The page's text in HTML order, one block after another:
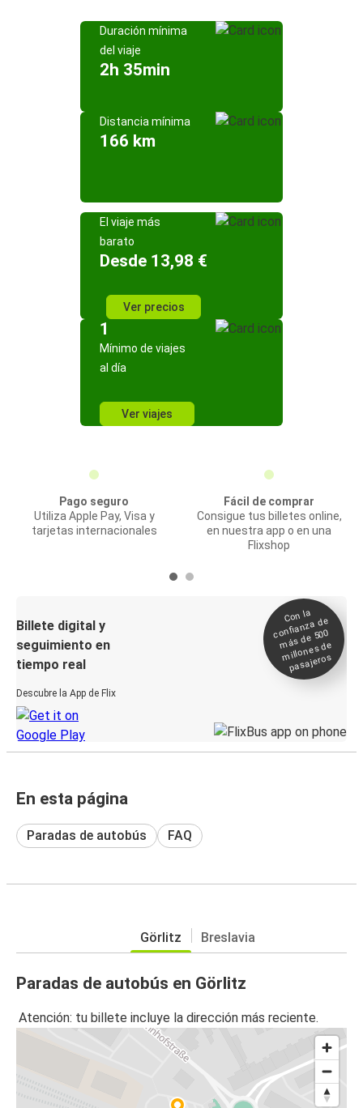
Duración mínima
del viaje
2h 35min
Distancia mínima
166 km
El viaje más
barato
Desde 13,98 €
Ver precios
1
Mínimo de viajes
al día
Ver viajes
Pago seguro
Utiliza Apple Pay, Visa y
tarjetas internacionales
Fácil de comprar
Consigue tus billetes online,
en nuestra app o en una
Flixshop
Billete digital y
seguimiento en
tiempo real
Descubre la App de Flix
Con la
confianza de
más de 500
millones de
pasajeros
En esta página
Paradas de autobús FAQ
Görlitz Breslavia
Paradas de autobús en Görlitz
Atención: tu billete incluye la dirección más reciente.